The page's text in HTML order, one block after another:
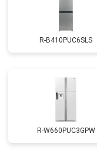
R-B410PUC6SLS
R-W660PUC3GPW